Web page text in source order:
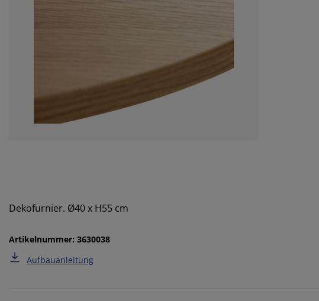
Dekofurnier. Ø40 x H55 cm
Artikelnummer: 3630038
Aufbauanleitung